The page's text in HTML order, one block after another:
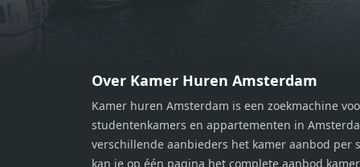
gemak en privacy. Gelegen in een
op een perfecte locatie. Winkels,
op
Over Kamer Huren Amsterdam
Kamer huren Amsterdam is een zoekmachine
studentenkamers en appartementen in
verschillende aanbieders het kamer aanbod per
kan je op één pagina het complete aanbod